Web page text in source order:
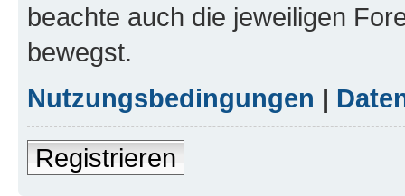
beachte auch die jeweiligen
bewegst.
Nutzungsbedingungen |
Registrieren